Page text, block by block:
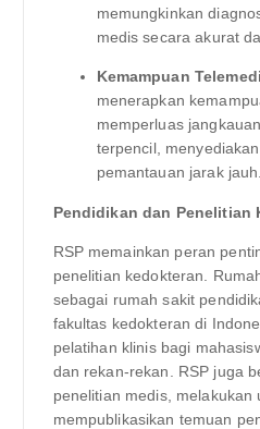
memungkinkan
medis secara akurat
Kemampuan
menerapkan
memperluas
terpencil,
pemantauan jarak jauh.
Pendidikan dan Penelitian
RSP memainkan peran
penelitian kedokteran.
sebagai rumah sakit
fakultas kedokteran di
pelatihan klinis bagi
dan rekan-rekan. RSP juga
penelitian medis, melakukan
mempublikasikan temuan